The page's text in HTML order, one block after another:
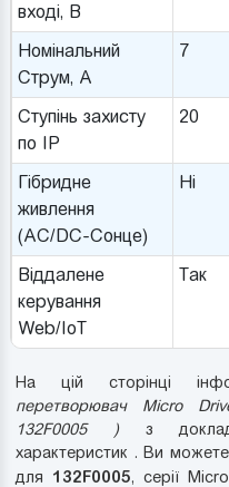
вході, В
Номінальний
Струм, A
7
Ступінь захисту
по IP
20
Гібридне
живлення
(AC/DC-Сонце)
Ні
Віддалене
керування
Web/IoT
Так
На цій сторінці
перетворювач Micro
132F0005 )з
характеристик . Ви
для 132F0005, серії